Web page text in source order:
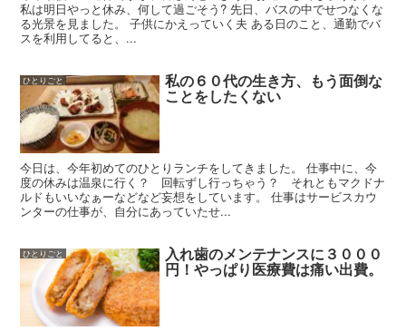
私は明日やっと休み、何して過ごそう? 先日、バスの中でせつなくな
る光景を見ました。 子供にかえっていく夫 ある日のこと、通勤でバ
スを利用してると、...
ひとりごと 私の６０代の生き方、もう面倒な
ことをしたくない
今日は、今年初めてのひとりランチをしてきました。 仕事中に、今
度の休みは温泉に行く？ 回転ずし行っちゃう？ それともマクドナ
ルドもいいなぁーなどなど妄想をしています。 仕事はサービスカウ
ンターの仕事が、自分にあっていたせ...
ひとりごと 入れ歯のメンテナンスに３０００
円！やっぱり医療費は痛い出費。